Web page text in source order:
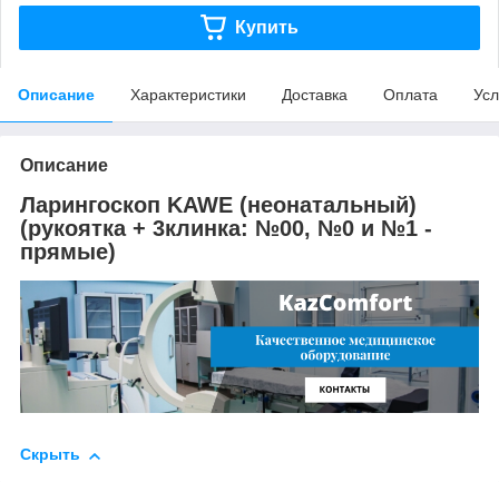
Купить
Описание Характеристики Доставка Оплата
Описание
Ларингоскоп KAWE (неонатальный)
(рукоятка + 3клинка: №00, №0 и №1 -
прямые)
Скрыть